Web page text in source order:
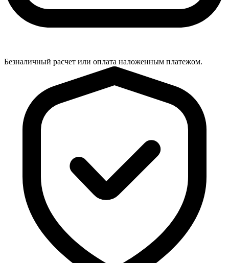
Безналичный расчет или оплата наложенным платежом.